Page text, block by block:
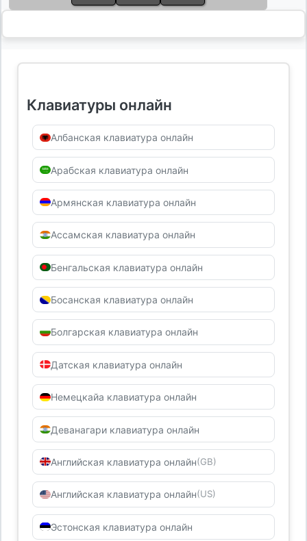
Клавиатуры онлайн
Албанская клавиатура онлайн
Арабская клавиатура онлайн
Армянская клавиатура онлайн
Ассамская клавиатура онлайн
Бенгальская клавиатура онлайн
Босанская клавиатура онлайн
Болгарская клавиатура онлайн
Датская клавиатура онлайн
Немецкайа клавиатура онлайн
Деванагари клавиатура онлайн
Английская клавиатура онлайн(GB)
Английская клавиатура онлайн(US)
Эстонская клавиатура онлайн